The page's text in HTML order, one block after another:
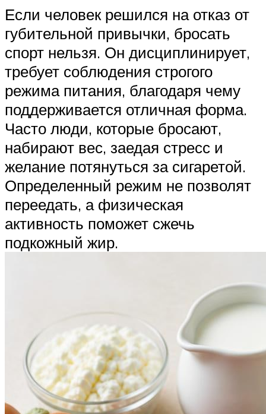
Если человек решился на отказ от
губительной привычки, бросать
спорт нельзя. Он дисциплинирует,
требует соблюдения строгого
режима питания, благодаря чему
поддерживается отличная форма.
Часто люди, которые бросают,
набирают вес, заедая стресс и
желание потянуться за сигаретой.
Определенный режим не позволят
переедать, а физическая
активность поможет сжечь
подкожный жир.